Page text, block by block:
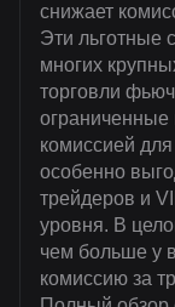
снижает
Эти льготные
многих
торговли
ограниченные
комиссией
особенно
трейдеров и
уровня. В
чем больше у
комиссию за